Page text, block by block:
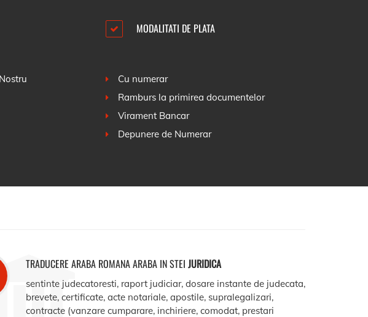
MODALITATI DE PLATA
Cu numerar
Ramburs la primirea documentelor
Virament Bancar
Depunere de Numerar
TRADUCERE ARABA ROMANA ARABA IN STEI JURIDICA
sentinte judecatoresti, raport judiciar, dosare instante de judecata,
brevete, certificate, acte notariale, apostile, supralegalizari,
contracte (vanzare cumparare, inchiriere, comodat, prestari